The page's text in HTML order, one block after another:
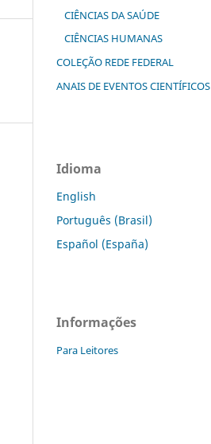
CIÊNCIAS DA SAÚDE
CIÊNCIAS HUMANAS
COLEÇÃO REDE FEDERAL
ANAIS DE EVENTOS CIENTÍFICOS
Idioma
English
Português (Brasil)
Español (España)
Informações
Para Leitores